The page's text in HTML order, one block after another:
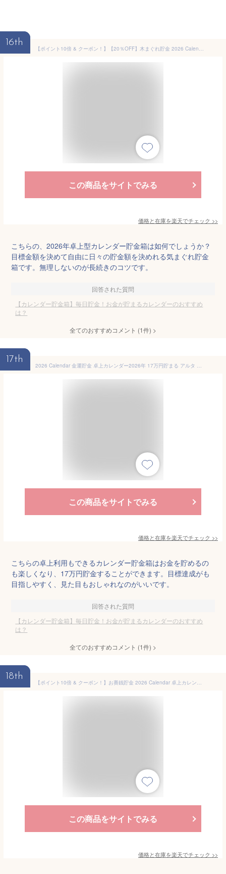
16th
【ポイント10倍 & クーポン！】【20％OFF】木まぐれ貯金 2026 Calendar 卓上カレンダー2026年 ？万円貯まる アルタ 貯金箱型卓上 マネーバンク 令和8年暦 メール便可 シネマコレクション
この商品をサイトでみる
価格と在庫を楽天でチェック >>
こちらの、2026年卓上型カレンダー貯金箱は如何でしょうか？
目標金額を決めて自由に日々の貯金額を決めれる気まぐれ貯金
箱です。無理しないのが長続きのコツです。
回答された質問
【カレンダー貯金箱】毎日貯金！お金が貯まるカレンダーのおすすめ
は？
全てのおすすめコメント (1件) >
17th
2026 Calendar 金運貯金 卓上カレンダー2026年 17万円貯まる アルタ 貯金箱型卓上 マネーバンク 令和8年暦 メール便可 マシュマロポップ
この商品をサイトでみる
価格と在庫を楽天でチェック >>
こちらの卓上利用もできるカレンダー貯金箱はお金を貯めるの
も楽しくなり、17万円貯金することができます。目標達成がも
目指しやすく、見た目もおしゃれなのがいいです。
回答された質問
【カレンダー貯金箱】毎日貯金！お金が貯まるカレンダーのおすすめ
は？
全てのおすすめコメント (1件) >
18th
【ポイント10倍 & クーポン！】お賽銭貯金 2026 Calendar 卓上カレンダー2026年 5万円貯まる アルタ 貯金箱型卓上 マネーバンク 令和8年暦 メール便可 シネマコレクション
この商品をサイトでみる
価格と在庫を楽天でチェック >>